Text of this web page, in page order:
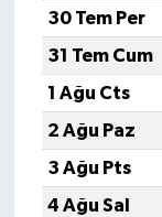
30 Tem Per
31 Tem Cum
1 Ağu Cts
2 Ağu Paz
3 Ağu Pts
4 Ağu Sal